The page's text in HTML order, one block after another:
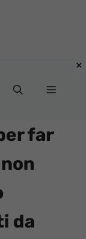
Menu
far
da